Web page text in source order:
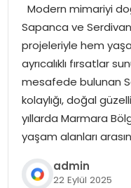
MAGAZIN
Modern mimariyi
Sapanca ve
projeleriyle hem
ayrıcalıklı fırsatlar
mesafede bulunan
kolaylığı, doğal
yıllarda Marmara
yaşam alanları
admin
22 Eylül 2025